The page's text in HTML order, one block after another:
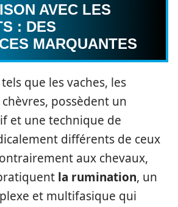
AVEC LES
: DES
MARQUANTES
que les vaches, les
possèdent un
et une technique de
différents de ceux
aux chevaux,
la rumination, un
et multifasique qui